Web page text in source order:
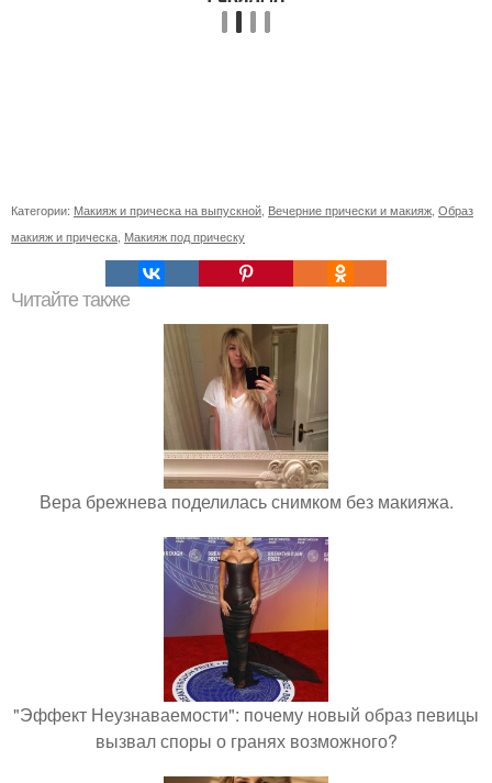
Категории: Макияж и прическа на выпускной Вечерние прически и макияж Образ
макияж и прическа Макияж под прическу
Читайте также
Вера брежнева поделилась снимком без макияжа.
"Эффект Неузнаваемости": почему новый образ певицы
вызвал споры о гранях возможного?